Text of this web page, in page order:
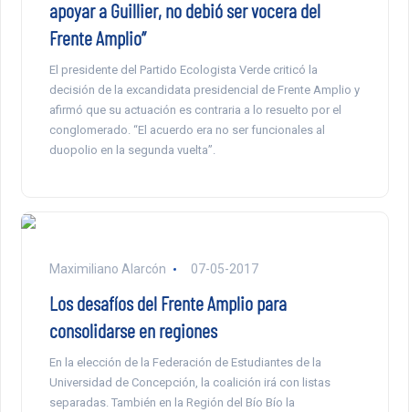
apoyar a Guillier, no debió ser vocera del
Frente Amplio”
El presidente del Partido Ecologista Verde criticó la
decisión de la excandidata presidencial de Frente Amplio y
afirmó que su actuación es contraria a lo resuelto por el
conglomerado. “El acuerdo era no ser funcionales al
duopolio en la segunda vuelta”.
Maximiliano Alarcón 07-05-2017
Los desafíos del Frente Amplio para
consolidarse en regiones
En la elección de la Federación de Estudiantes de la
Universidad de Concepción, la coalición irá con listas
separadas. También en la Región del Bío Bío la